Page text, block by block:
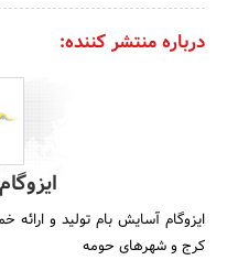
درباره منتشر کننده:
ایزوگام آسایش بام تولید و ارائه
کرج و شهرهای حومه